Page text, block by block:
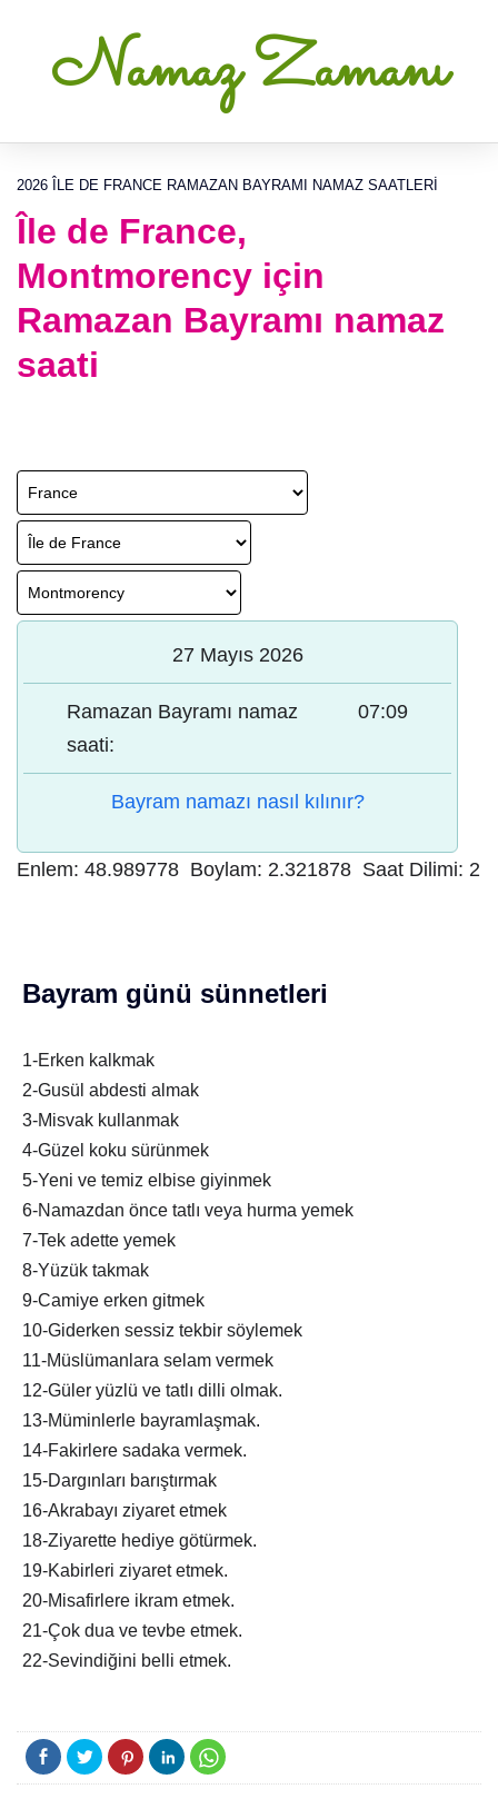
Namaz Zamanı
2026 ÎLE DE FRANCE RAMAZAN BAYRAMI NAMAZ SAATLERI
Île de France,
Montmorency için
Ramazan Bayramı namaz
saati
27 Mayıs 2026
Ramazan Bayramı namaz
saati:
07:09
Bayram namazı nasıl kılınır?
Enlem: 48.989778 Boylam: 2.321878 Saat Dilimi: 2
Bayram günü sünnetleri
1-Erken kalkmak
2-Gusül abdesti almak
3-Misvak kullanmak
4-Güzel koku sürünmek
5-Yeni ve temiz elbise giyinmek
6-Namazdan önce tatlı veya hurma yemek
7-Tek adette yemek
8-Yüzük takmak
9-Camiye erken gitmek
10-Giderken sessiz tekbir söylemek
11-Müslümanlara selam vermek
12-Güler yüzlü ve tatlı dilli olmak.
13-Müminlerle bayramlaşmak.
14-Fakirlere sadaka vermek.
15-Dargınları barıştırmak
16-Akrabayı ziyaret etmek
18-Ziyarette hediye götürmek.
19-Kabirleri ziyaret etmek.
20-Misafirlere ikram etmek.
21-Çok dua ve tevbe etmek.
22-Sevindiğini belli etmek.